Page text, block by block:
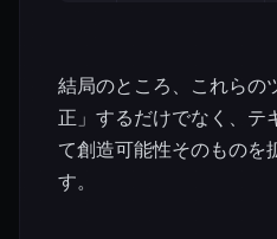
結局のところ、これらの
正」するだけでなく、テ
て創造可能性そのものを
す。